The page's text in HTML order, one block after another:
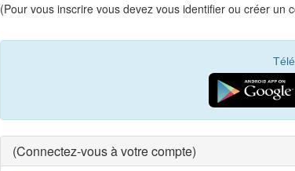
(Pour vous inscrire vous devez vous identifier ou créer un
(Connectez-vous à votre compte)